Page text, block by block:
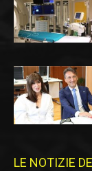
LE NOTIZIE